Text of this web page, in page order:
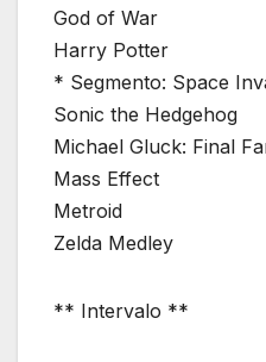
God of War
Harry Potter
* Segmento: Space
Sonic the Hedgehog
Michael Gluck: Final
Mass Effect
Metroid
Zelda Medley
** Intervalo **